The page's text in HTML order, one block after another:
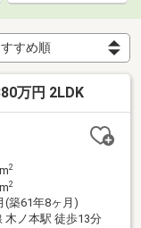
万円 2LDK
2
2
(築61年8ヶ月)
木ノ本駅 徒歩13分